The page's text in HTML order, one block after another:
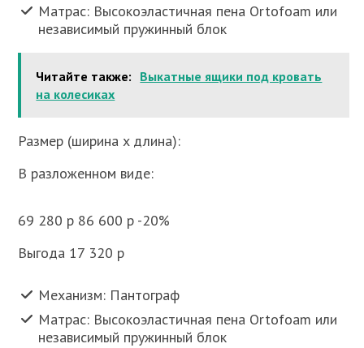
Матрас: Высокоэластичная пена Ortofoam или
независимый пружинный блок
Читайте также: Выкатные ящики под кровать
на колесиках
Размер (ширина x длина):
В разложенном виде:
69 280 p 86 600 p -20%
Выгода 17 320 p
Механизм: Пантограф
Матрас: Высокоэластичная пена Ortofoam или
независимый пружинный блок